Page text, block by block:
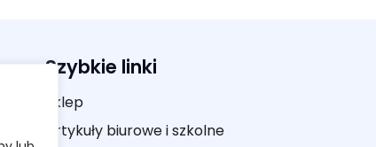
Szybkie linki
Sklep
Artykuły biurowe i szkolne